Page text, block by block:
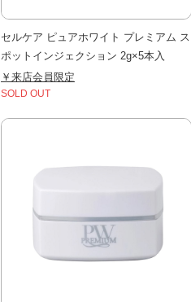
セルケア ピュアホワイト プレミアム ス
ポットインジェクション 2g×5本入
￥来店会員限定
SOLD OUT